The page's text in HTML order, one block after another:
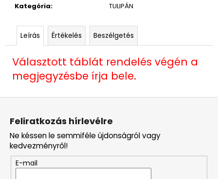
Kategória: TULIPÁN
Leírás Értékelés Beszélgetés
Választott táblát rendelés végén a
megjegyzésbe írja bele.
Feliratkozás hírlevélre
Ne késsen le semmiféle újdonságról vagy
kedvezményről!
E-mail